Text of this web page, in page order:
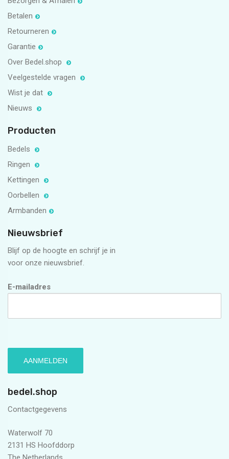
Betalen
Retourneren
Garantie
Over Bedel.shop
Veelgestelde vragen
Wist je dat
Nieuws
Producten
Bedels
Ringen
Kettingen
Oorbellen
Armbanden
Nieuwsbrief
Blijf op de hoogte en schrijf je in
voor onze nieuwsbrief.
E-mailadres
bedel.shop
Contactgegevens
Waterwolf 70
2131 HS Hoofddorp